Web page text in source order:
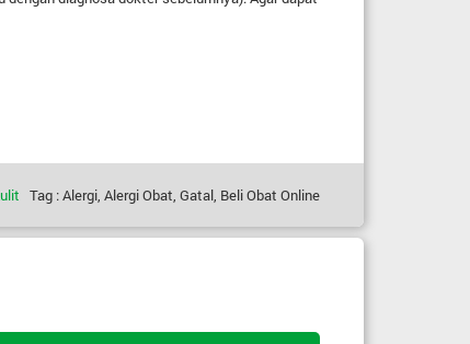
Tag : Alergi, Alergi Obat, Gatal, Beli Obat Online